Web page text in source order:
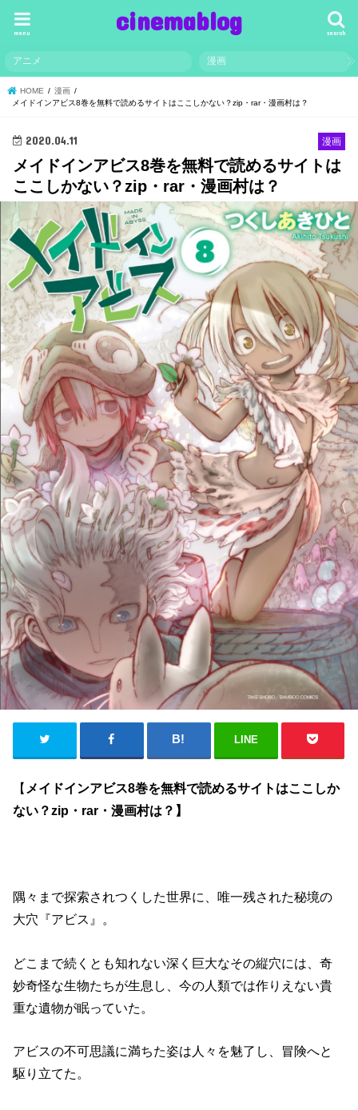
cinemablog search
menu
アニメ 漫画
HOME
漫画
メイドインアビス8巻を無料で読めるサイトはここしかない？zip・rar・漫画村は？
漫画
2020.04.11
メイドインアビス8巻を無料で読めるサイトは
ここしかない？zip・rar・漫画村は？
LINE
【 メイドインアビス8巻を無料で読めるサイトはここしか
ない？zip・rar・漫画村は？】
隅々まで探索されつくした世界に、唯一残された秘境の
大穴『アビス』。
どこまで続くとも知れない深く巨大なその縦穴には、奇
妙奇怪な生物たちが生息し、今の人類では作りえない貴
重な遺物が眠っていた。
アビスの不可思議に満ちた姿は人々を魅了し、冒険へと
駆り立てた。